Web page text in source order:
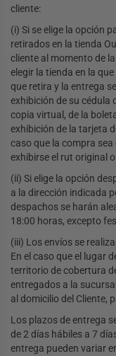
cliente:
(i) Si se elige la opción
retirados en la tienda
cliente al momento de
elegir la tienda en la
que retira y la entrega
exhibición de su cédula
copia virtual, de la
exhibición de la tarjeta
caso que la compra
exhibirse el rut original
(ii) Si elige la opción
a la dirección indicada
despachos se harán
18:00 horas, excepto
(iii) Los envíos se
En el caso que el lugar
territorio de cobertura
entregados a la
al domicilio del Cliente,
Los plazos de entrega
de 2 días hábiles a 7
entrega pueden variar